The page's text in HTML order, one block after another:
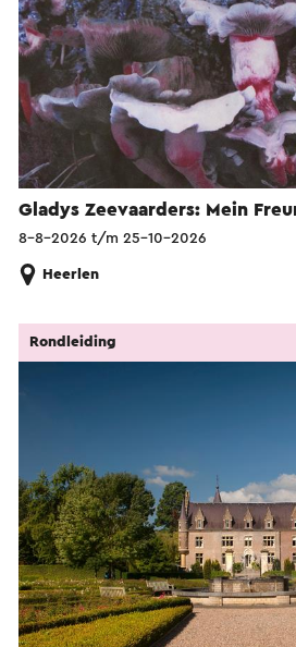
Gladys Zeevaarders: Mein
8-8-2026 t/m 25-10-2026
Heerlen
Rondleiding